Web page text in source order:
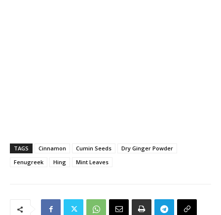
TAGS Cinnamon Cumin Seeds
Dry Ginger Powder
Fenugreek
Hing Mint Leaves